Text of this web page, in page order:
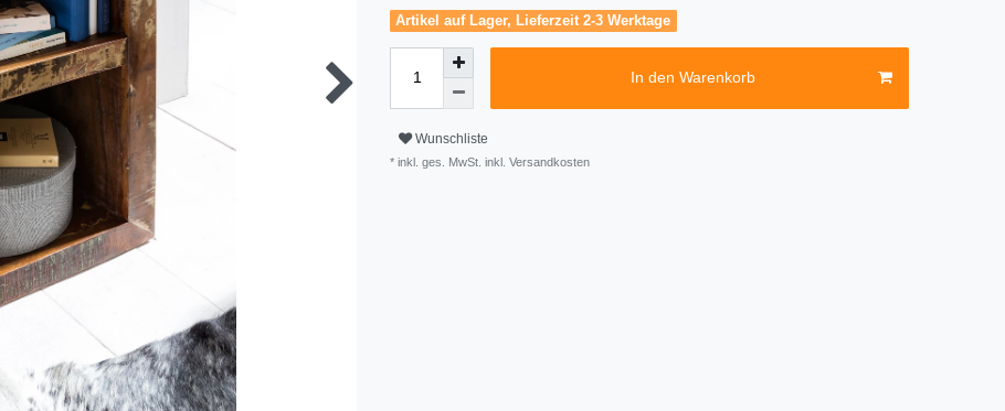
Artikel auf Lager, Lieferzeit 2-3 Werktage
In den Warenkorb
Wunschliste
* inkl. ges. MwSt. inkl. Versandkosten